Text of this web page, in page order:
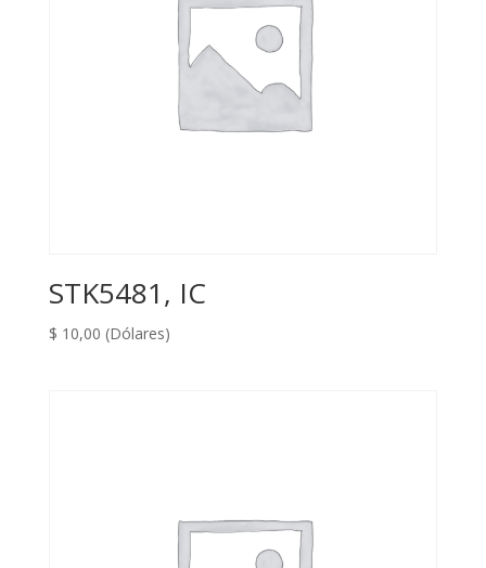
STK5481, IC
$ 10,00 (Dólares)